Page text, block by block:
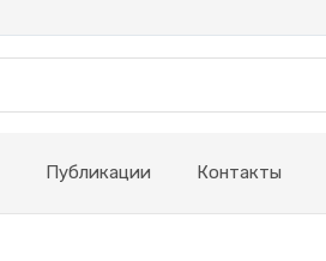
Публикации Контакты